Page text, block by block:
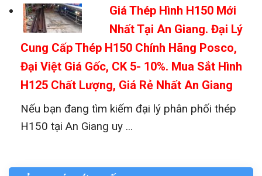
Giá Thép Hình H150 Mới
Nhất Tại An Giang. Đại Lý
Cung Cấp Thép H150 Chính Hãng Posco,
Đại Việt Giá Gốc, CK 5- 10%. Mua Sắt Hình
H125 Chất Lượng, Giá Rẻ Nhất An Giang
Nếu bạn đang tìm kiếm đại lý phân phối thép
H150 tại An Giang uy ...